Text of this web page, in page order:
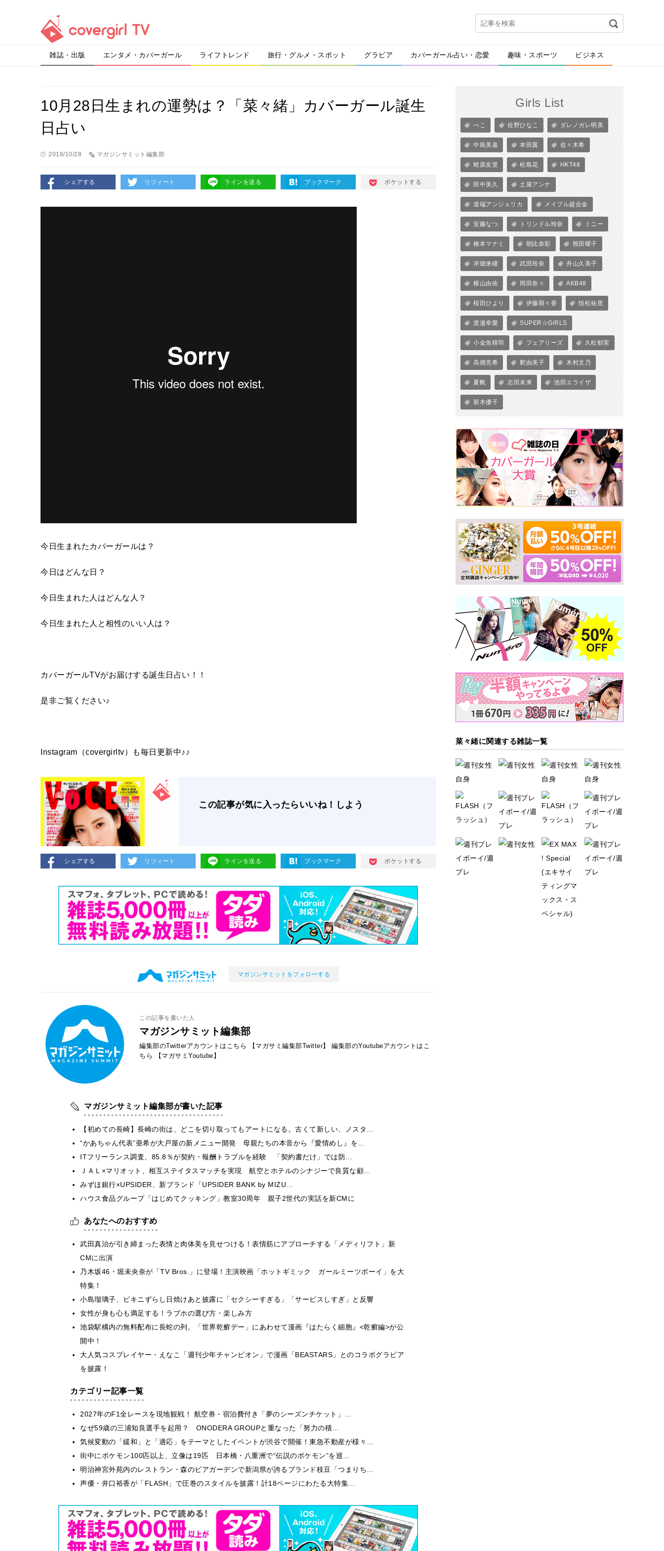
雑誌・出版 エンタメ・カバーガール ライフトレンド 旅行・グルメ・スポット グラビア カバーガール占い・恋愛 趣味・スポーツ ビジネス
10月28日生まれの運勢は？「菜々緒」カバーガール誕生
日占い
2018/10/28 マガジンサミット編集部
シェアする リツィート ラインを送る ブックマーク ポケットする
今日生まれたカバーガールは？
今日はどんな日？
今日生まれた人はどんな人？
今日生まれた人と相性のいい人は？
カバーガールTVがお届けする誕生日占い！！
是非ご覧ください♪
Instagram（covergirltv）も毎日更新中♪♪
この記事が気に入ったらいいね！しよう
シェアする リツィート ラインを送る ブックマーク ポケットする
マガジンサミットをフォローする
この記事を書いた人
マガジンサミット編集部
編集部のTwitterアカウントはこちら 【マガサミ編集部Twitter】
編集部のYoutubeアカウントはこ
ちら
【マガサミYoutube】
マガジンサミット編集部が書いた記事
【初めての長崎】長崎の街は、どこを切り取ってもアートになる。古くて新しい、ノスタ…
“かあちゃん代表”亜希が大戸屋の新メニュー開発 母親たちの本音から『愛情めし』を…
ITフリーランス調査、85.8％が契約・報酬トラブルを経験 「契約書だけ」では防…
ＪＡＬ×マリオット、相互ステイタスマッチを実現 航空とホテルのシナジーで良質な顧…
みずほ銀行×UPSIDER、新ブランド「UPSIDER BANK by MIZU…
ハウス食品グループ「はじめてクッキング」教室30周年 親子2世代の実話を新CMに
あなたへのおすすめ
武田真治が引き締まった表情と肉体美を見せつける！表情筋にアプローチする「メディリフト」新
CMに出演
乃木坂46・堀未央奈が「TV Bros.」に登場！主演映画「ホットギミック ガールミーツボーイ」を大
特集！
小島瑠璃子、ビキニずらし日焼けあと披露に「セクシーすぎる」「サービスしすぎ」と反響
女性が身も心も満足する！ラブホの選び方・楽しみ方
池袋駅構内の無料配布に長蛇の列。「世界乾癬デー」にあわせて漫画『はたらく細胞』<乾癬編>が公
開中！
大人気コスプレイヤー・えなこ「週刊少年チャンピオン」で漫画「BEASTARS」とのコラボグラビア
を披露！
カテゴリー記事一覧
2027年のF1全レースを現地観戦！ 航空券・宿泊費付き「夢のシーズンチケット」…
なぜ59歳の三浦知良選手を起用？ ONODERA GROUPと重なった「努力の積…
気候変動の「緩和」と「適応」をテーマとしたイベントが渋谷で開催！東急不動産が様々…
街中にポケモン100匹以上、立像は19匹 日本橋・八重洲で“伝説のポケモン”を巡…
明治神宮外苑内のレストラン・森のビアガーデンで新潟県が誇るブランド枝豆「つまりち…
声優・井口裕香が「FLASH」で圧巻のスタイルを披露！計18ページにわたる大特集…
Girls List
ぺこ 佐野ひなこ ダレノガレ明美
中島美嘉 本田翼 佐々木希
蛯原友里 松島花 HKT48
田中美久 土屋アンナ
道端アンジェリカ メイプル超合金
安藤なつ トリンドル玲奈 ミニー
橋本マナミ 朝比奈彩 熊田曜子
岸畑来瞳 武田玲奈 舟山久美子
横山由依 岡田奈々 AKB48
桜田ひより 伊藤萌々香 恒松祐里
渡邉幸愛 SUPER☆GiRLS
小金魚韓羽 フェアリーズ 久松郁実
高畑充希 釈由美子 木村文乃
夏帆 志田未来 池田エライザ
新木優子
菜々緒に関連する雑誌一覧